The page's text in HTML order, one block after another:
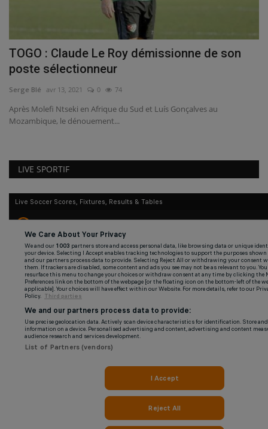
TOGO : Claude Le Roy démissionne de son
poste sélectionneur
Serge Blé avr 13, 2021 0 74
Après Molefi Ntseki en Afrique du Sud et Luís Gonçalves au
Mozambique, le dénouement...
LIVE SPORTIF